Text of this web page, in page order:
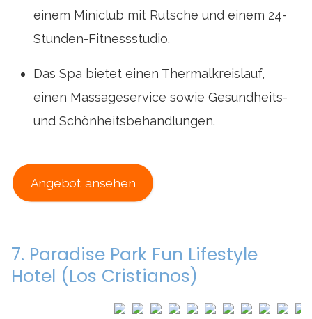
einem Miniclub mit Rutsche und einem 24-
Stunden-Fitnessstudio.
Das Spa bietet einen Thermalkreislauf,
einen Massageservice sowie Gesundheits-
und Schönheitsbehandlungen.
Angebot ansehen
7. Paradise Park Fun Lifestyle
Hotel (Los Cristianos)